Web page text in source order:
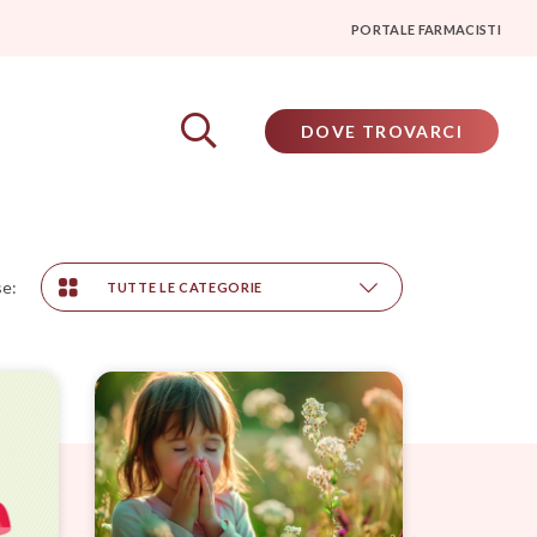
PORTALE FARMACISTI
DOVE TROVARCI
TUTTE LE CATEGORIE